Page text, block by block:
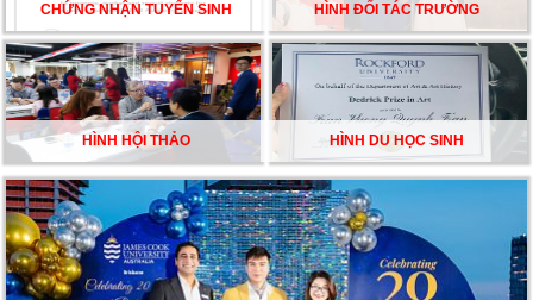
CHỨNG NHẬN TUYỂN SINH HÌNH ĐỐI TÁC TRƯỜNG
HÌNH HỘI THẢO HÌNH DU HỌC SINH